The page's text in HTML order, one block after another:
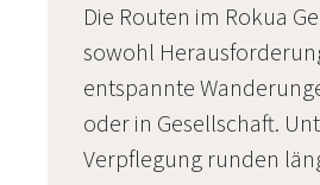
Die Routen im Rokua
sowohl
entspannte
oder in Gesellschaft.
Verpflegung runden